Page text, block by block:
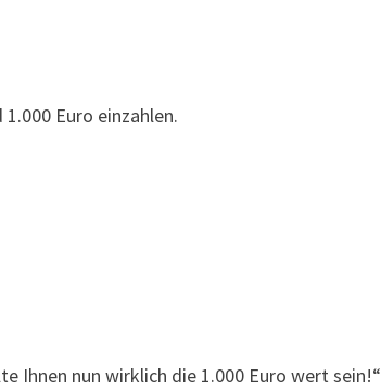
Euro einzahlen.
Ihnen nun wirklich die 1.000 Euro wert sein!“